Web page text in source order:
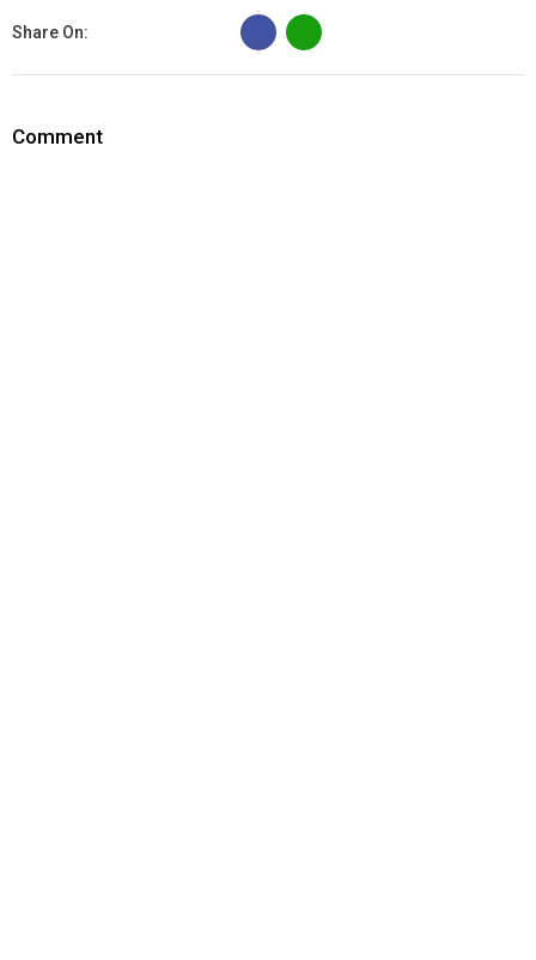
Share On:
B
Comment